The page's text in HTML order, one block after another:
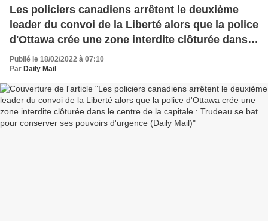
Les policiers canadiens arrêtent le deuxième
leader du convoi de la Liberté alors que la police
d'Ottawa crée une zone interdite clôturée dans
le centre de la capitale : Trudeau se bat pour
conserver ses pouvoirs d'urgence (Daily Mail)
Publié le 18/02/2022 à 07:10
Par Daily Mail